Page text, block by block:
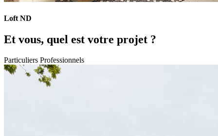
Loft ND
Et vous, quel est votre projet ?
Particuliers Professionnels